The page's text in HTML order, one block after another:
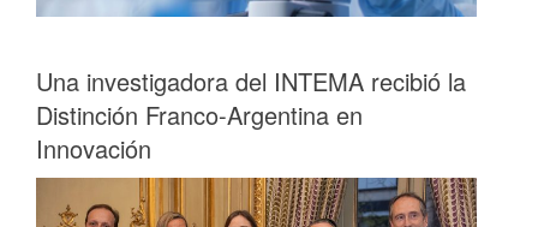
Una investigadora del INTEMA recibió la
Distinción Franco-Argentina en
Innovación